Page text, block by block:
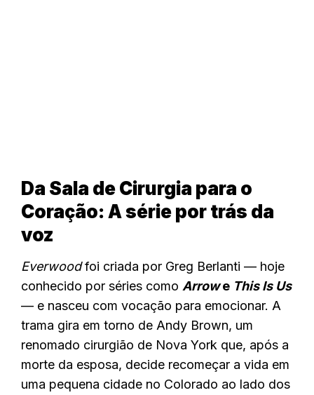
Da Sala de Cirurgia para o
Coração: A série por trás da
voz
Everwoodfoi criada por Greg Berlanti — hoje
conhecido por séries como Arrowe This Is Us
— e nasceu com vocação para emocionar. A
trama gira em torno de Andy Brown, um
renomado cirurgião de Nova York que, após a
morte da esposa, decide recomeçar a vida em
uma pequena cidade no Colorado ao lado dos